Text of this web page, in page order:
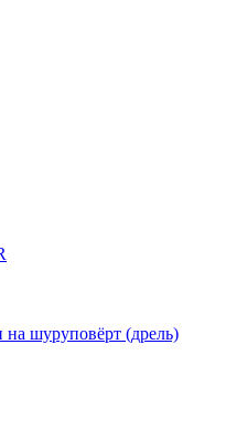
на шуруповёрт (дрель)